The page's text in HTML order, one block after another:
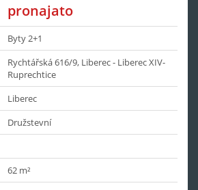
pronajato
Byty 2+1
Rychtářská 616/9, Liberec - Liberec XIV-
Ruprechtice
Liberec
Družstevní
62 m²